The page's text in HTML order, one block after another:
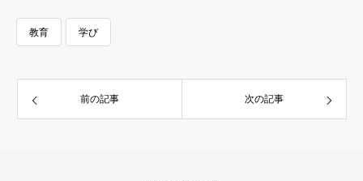
教育 学び
前の記事 次の記事